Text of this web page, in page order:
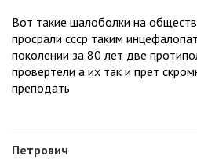
Вот такие шалоболки на
просрали ссср таким
поколении за 80 лет две
провертели а их так и прет
преподать
Петрович